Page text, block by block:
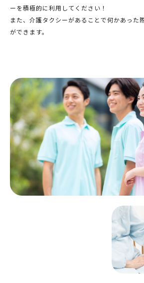
ーを積極的に利用してください！
また、介護タクシーがあることで何かあった
ができます。